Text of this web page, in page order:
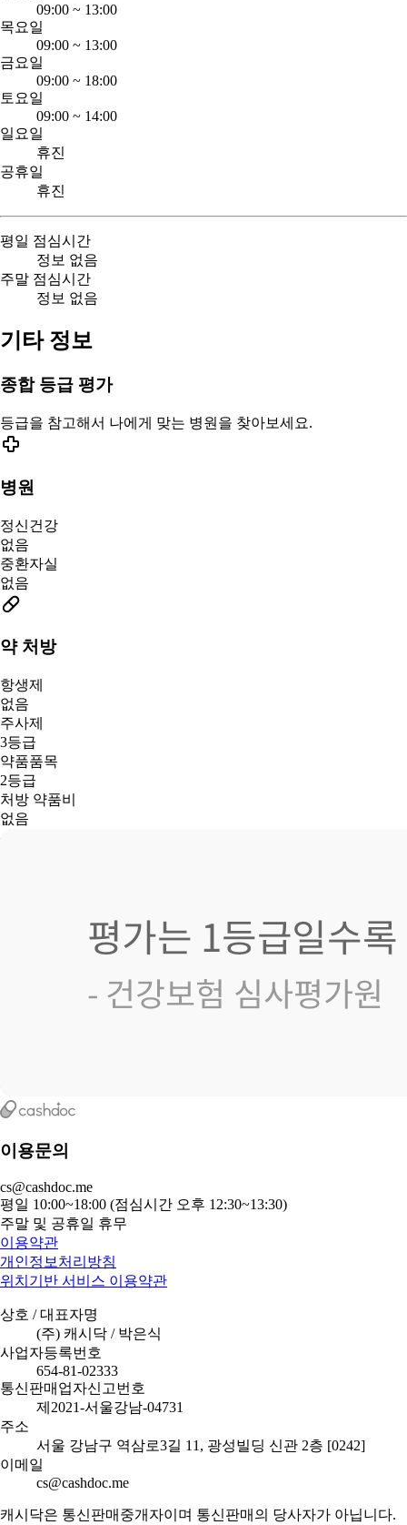
09:00 ~ 13:00
목요일
09:00 ~ 13:00
금요일
09:00 ~ 18:00
토요일
09:00 ~ 14:00
일요일
휴진
공휴일
휴진
평일 점심시간
정보 없음
주말 점심시간
정보 없음
기타 정보
종합 등급 평가
등급을 참고해서 나에게 맞는 병원을 찾아보세요.
병원
정신건강
없음
중환자실
없음
약 처방
항생제
없음
주사제
3등급
약품품목
2등급
처방 약품비
없음
이용문의
cs@cashdoc.me
평일 10:00~18:00 (점심시간 오후 12:30~13:30)
주말 및 공휴일 휴무
이용약관
개인정보처리방침
위치기반 서비스 이용약관
상호 / 대표자명
(주) 캐시닥 / 박은식
사업자등록번호
654-81-02333
통신판매업자신고번호
제2021-서울강남-04731
주소
서울 강남구 역삼로3길 11, 광성빌딩 신관 2층 [0242]
이메일
cs@cashdoc.me
캐시닥은 통신판매중개자이며 통신판매의 당사자가 아닙니다.